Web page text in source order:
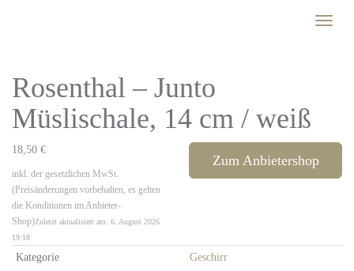
Toggle
Rosenthal – Junto
Müslischale, 14 cm / weiß
18,50 €
inkl. der gesetzlichen MwSt.
(Preisänderungen vorbehalten, es gelten
die Konditionen im Anbieter-
Shop)Zuletzt aktualisiert am: 6. August 2026
19:18
Zum Anbietershop
Kategorie Geschirr